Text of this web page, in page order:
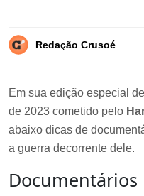
Redação Crusoé
Em sua edição especial
de 2023 cometido pelo
abaixo dicas de
a guerra decorrente dele.
Documentários